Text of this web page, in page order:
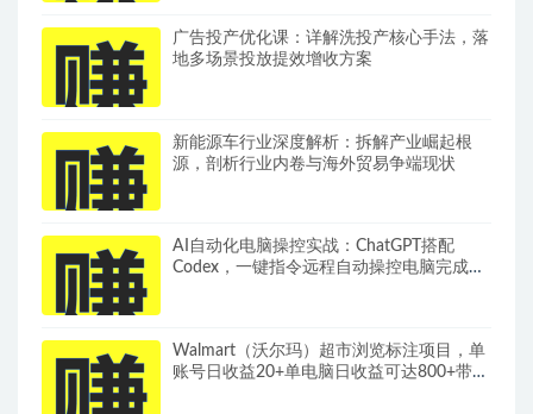
广告投产优化课：详解洗投产核心手法，落
地多场景投放提效增收方案
新能源车行业深度解析：拆解产业崛起根
源，剖析行业内卷与海外贸易争端现状
AI自动化电脑操控实战：ChatGPT搭配
Codex，一键指令远程自动操控电脑完成工
Walmart（沃尔玛）超市浏览标注项目，单
账号日收益20+单电脑日收益可达800+带分